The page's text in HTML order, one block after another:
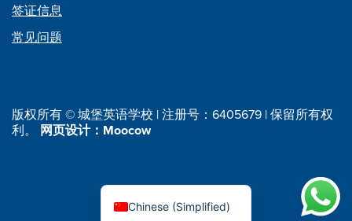
签证信息
常见问题
版权所有 © 城堡英语学校 | 注册号：6405679 | 保留所有权
利。 网页设计：Moocow
Chinese (Simplified)